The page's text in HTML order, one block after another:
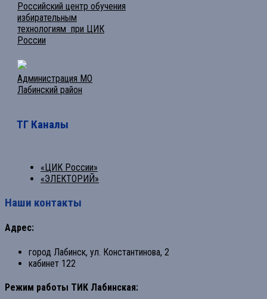
Российский центр обучения
избирательным
технологиям при ЦИК
России
Администрация МО
Лабинский район
ТГ Каналы
«ЦИК России»
«ЭЛЕКТОРИЙ»
Наши контакты
Адрес:
город Лабинск, ул. Константинова, 2
кабинет 122
Режим работы ТИК Лабинская: